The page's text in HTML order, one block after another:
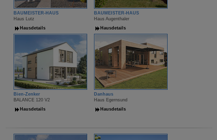
BAUMEISTER-HAUS
Haus Lutz
Hausdetails
BAUMEISTER-HAUS
Haus Augenthaler
Hausdetails
Bien-Zenker
BALANCE 120 V2
Hausdetails
Danhaus
Haus Egernsund
Hausdetails